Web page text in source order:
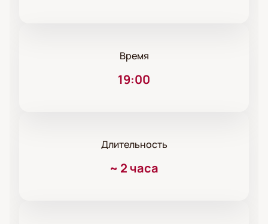
Время
19:00
Длительность
~ 2 часа